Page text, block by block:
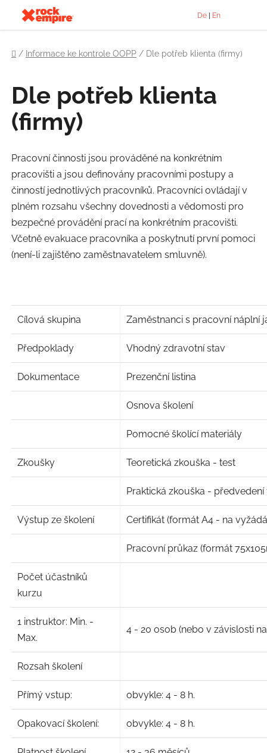
obsah
De En
Domů
/ Informace ke kontrole OOPP / Dle potřeb klienta (firmy)
Dle potřeb klienta
(firmy)
Pracovní činnosti jsou prováděné na konkrétním
pracovišti a jsou definovány pracovními postupy a
činností jednotlivých pracovníků. Pracovníci ovládají v
plném rozsahu všechny dovednosti a vědomosti pro
bezpečné provádění prací na konkrétním pracovišti.
Včetně evakuace pracovníka a poskytnutí první pomoci
(není-li zajištěno zaměstnavatelem smluvně).
Cílová skupina Zaměstnanci s pracovní náplní
Předpoklady Vhodný zdravotní stav
Dokumentace Prezenční listina
Osnova školení
Pomocné školící materiály
Zkoušky Teoretická zkouška - test
Praktická zkouška -
Výstup ze školení Certifikát (formát A4 - na
Pracovní průkaz (formát
Počet účastníků
kurzu
1 instruktor: Min. -
Max.
4 - 20 osob (nebo v závislosti
Rozsah školení
Přímý vstup: obvykle: 4 - 8 h.
Opakovací školení: obvykle: 4 - 8 h.